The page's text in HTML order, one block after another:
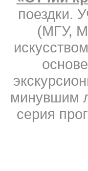
поездки.
(МГУ,
минувшим
серия